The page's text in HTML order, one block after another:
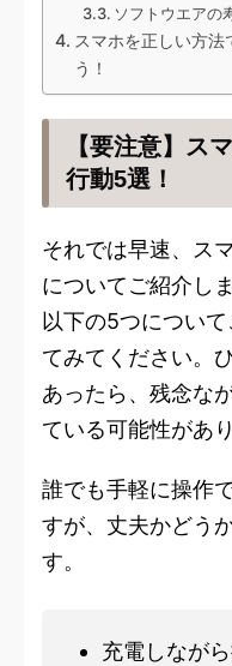
ソフトウエアの
スマホを正しい方法
う！
【要注意】ス
行動5選！
それでは早速、ス
についてご紹介しま
以下の5つについ
てみてください。
あったら、残念な
ている可能性があり
誰でも手軽に操作
すが、丈夫かどう
す。
充電しなが